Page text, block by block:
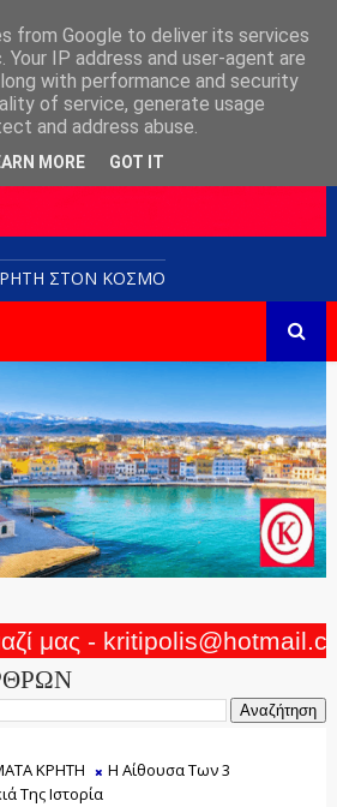
ΣΤΟN KOΣΜΟ
μας -
ΚΡΗΤΗ
Η Αίθουσα Των 3
Της Ιστορία
from Google to deliver its services
IP address and user-agent are
with performance and security
of service, generate usage
and address abuse.
MORE GOT IT